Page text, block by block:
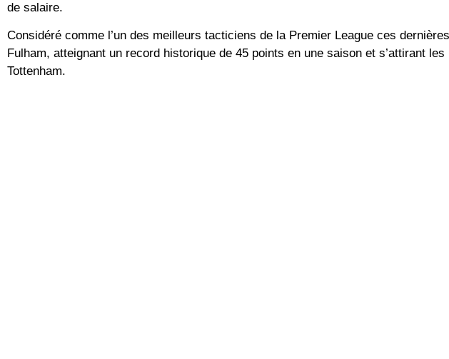
de salaire.
Considéré comme l’un des meilleurs tacticiens de la Premier League ces
Fulham, atteignant un record historique de 45 points en une saison et s’attirant
Tottenham.